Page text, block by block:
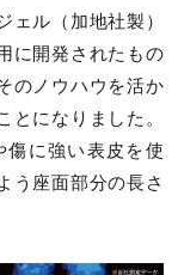
ェル（加地社製）
に開発されたもの
のノウハウを活か
とになりました。
傷に強い表皮を使
う座面部分の長さ